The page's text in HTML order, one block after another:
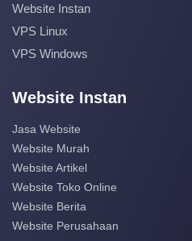
Website Instan
VPS Linux
VPS Windows
Website Instan
Jasa Website
Website Murah
Website Artikel
Website Toko Online
Website Berita
Website Perusahaan